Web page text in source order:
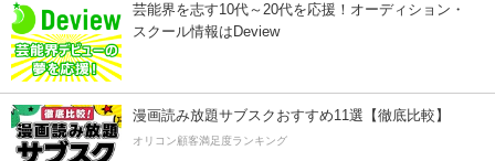
芸能界を志す10代～20代を応援！オーディション・
スクール情報はDeview
漫画読み放題サブスクおすすめ11選【徹底比較】
オリコン顧客満足度ランキング